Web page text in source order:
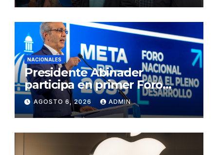
NACIONALES
Presidente Abinader
participa en primer Foro
Meta RD 2036 con miras a
impulsar el crecimiento
económico, fortalecer las
instituciones y elevar la
productividad
AGOSTO 6, 2026 ADMIN